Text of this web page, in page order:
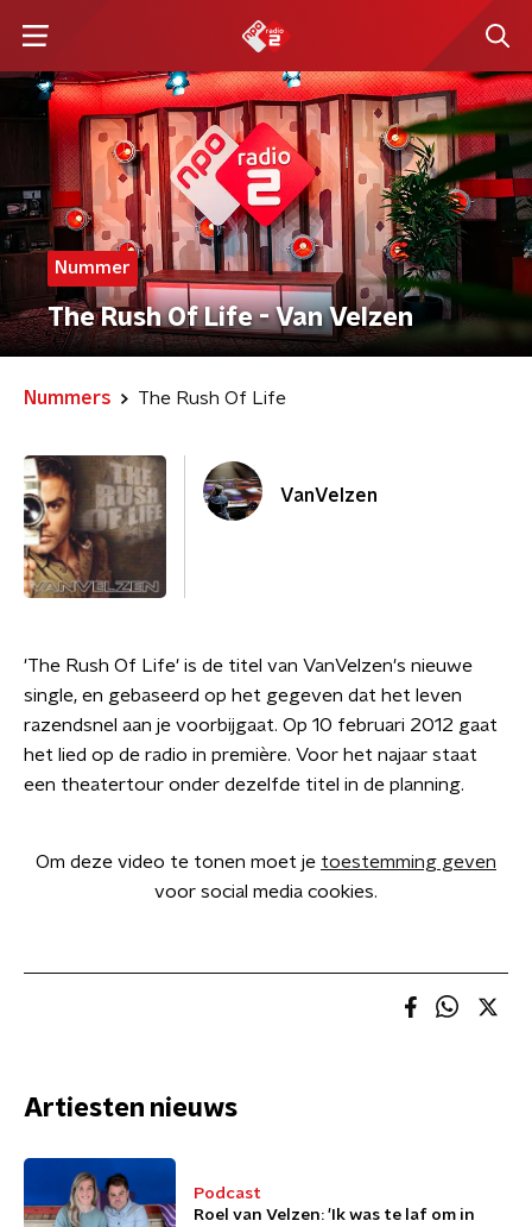
Nummer
The Rush Of Life - Van Velzen
Nummers The Rush Of Life
VanVelzen
'The Rush Of Life' is de titel van VanVelzen's nieuwe
single, en gebaseerd op het gegeven dat het leven
razendsnel aan je voorbijgaat. Op 10 februari 2012 gaat
het lied op de radio in première. Voor het najaar staat
een theatertour onder dezelfde titel in de planning.
Om deze video te tonen moet je toestemming geven
voor social media cookies.
Artiesten nieuws
Podcast
Roel van Velzen: 'Ik was te laf om in